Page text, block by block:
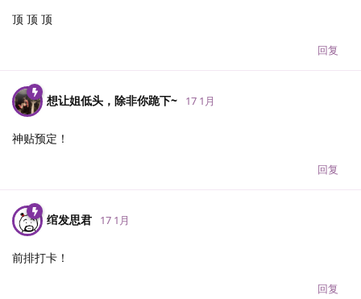
顶 顶 顶
回复
想让姐低头，除非你跪下~ 17 1月
神贴预定！
回复
绾发思君 17 1月
前排打卡！
回复